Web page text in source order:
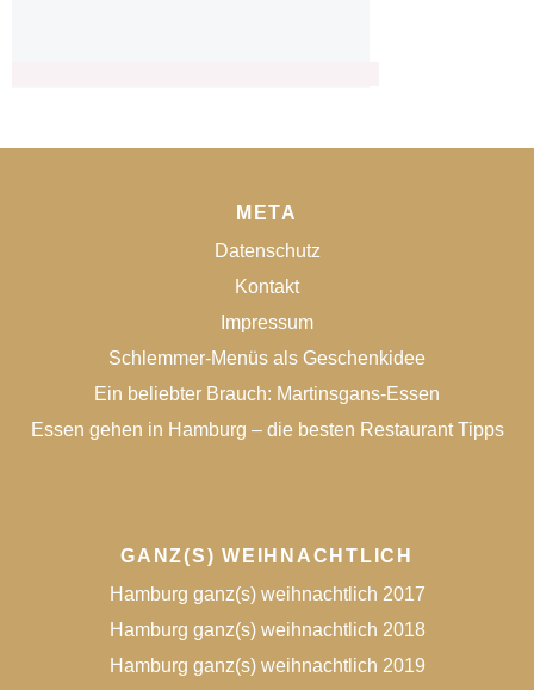
META
Datenschutz
Kontakt
Impressum
Schlemmer-Menüs als Geschenkidee
Ein beliebter Brauch: Martinsgans-Essen
Essen gehen in Hamburg – die besten Restaurant Tipps
GANZ(S) WEIHNACHTLICH
Hamburg ganz(s) weihnachtlich 2017
Hamburg ganz(s) weihnachtlich 2018
Hamburg ganz(s) weihnachtlich 2019